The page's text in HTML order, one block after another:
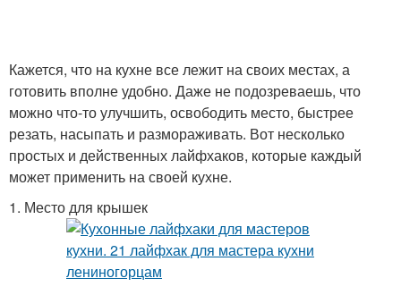
Кажется, что на кухне все лежит на своих местах, а
готовить вполне удобно. Даже не подозреваешь, что
можно что-то улучшить, освободить место, быстрее
резать, насыпать и размораживать. Вот несколько
простых и действенных лайфхаков, которые каждый
может применить на своей кухне.
1. Место для крышек